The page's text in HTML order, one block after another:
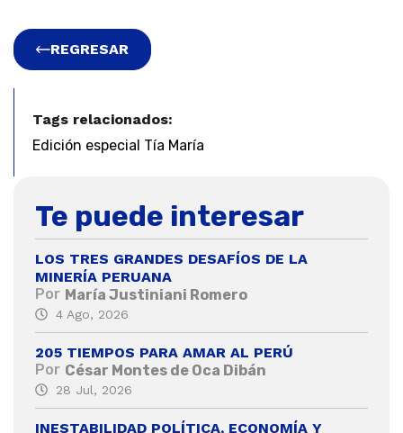
REGRESAR
Tags relacionados:
Edición especial Tía María
Te puede interesar
LOS TRES GRANDES DESAFÍOS DE LA
MINERÍA PERUANA
Por María Justiniani Romero
4 Ago, 2026
205 TIEMPOS PARA AMAR AL PERÚ
Por César Montes de Oca Dibán
28 Jul, 2026
INESTABILIDAD POLÍTICA, ECONOMÍA Y